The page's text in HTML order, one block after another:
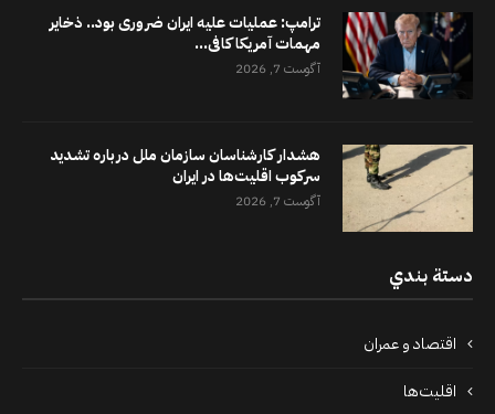
ترامپ: عملیات علیه ایران ضروری بود.. ذخایر
مهمات آمریکا کافی...
آگوست 7, 2026
هشدار کارشناسان سازمان ملل درباره تشدید
سرکوب اقلیت‌ها در ایران
آگوست 7, 2026
دستة بندي
اقتصاد و عمران
اقلیت‌ها